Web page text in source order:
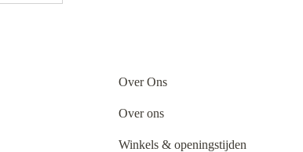
Over Ons
Over ons
Winkels & openingstijden